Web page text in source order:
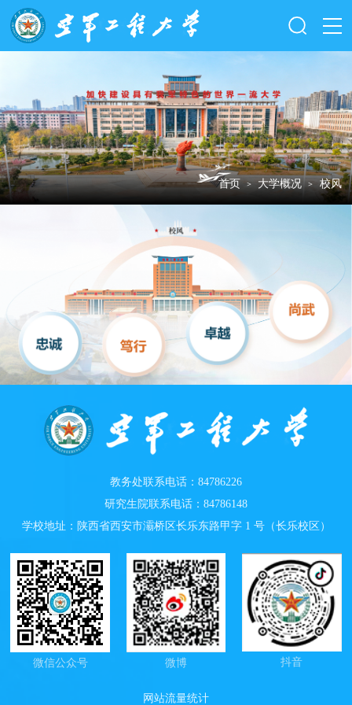
首页 ＞ 大学概况 ＞ 校风
教务处联系电话：84786226
研究生院联系电话：84786148
学校地址：陕西省西安市灞桥区长乐东路甲字 1 号（长乐校区）
微信公众号 微博 抖音
网站流量统计